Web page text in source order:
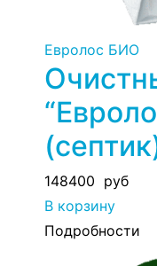
Евролос БИО
148400 руб
В корзину
Подробности